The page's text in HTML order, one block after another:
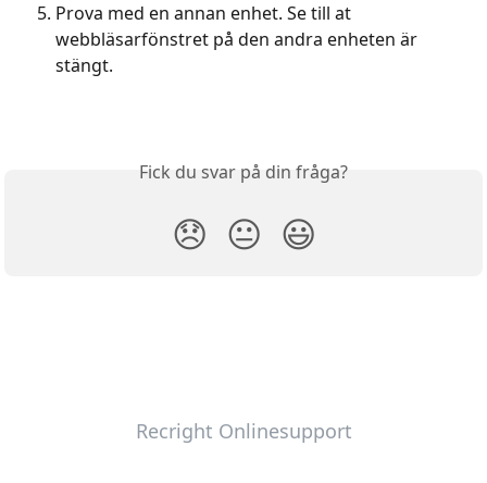
Prova med en annan enhet. Se till at
webbläsarfönstret på den andra enheten är
stängt.
Fick du svar på din fråga?
😞 😐 😃
Recright Onlinesupport